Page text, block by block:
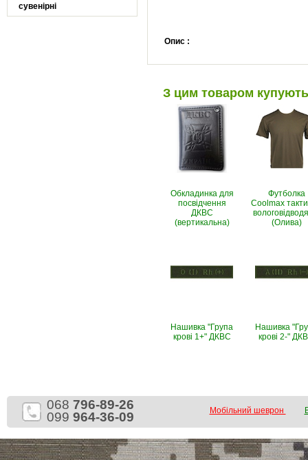
сувенірні
Опис :
З цим товаром купують
Обкладинка для
посвідчення
ДКВС
(вертикальна)
Футболка
Coolmax
(Олива)
Нашивка "Група
крові 1+" ДКВС
Нашивка
крові 2-"
068 796-89-26
099 964-36-09 Мобільний шеврон